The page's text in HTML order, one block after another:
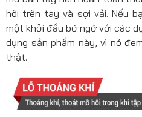
hôi trên tay và sợi vải. Nếu
một khởi đầu bỡ ngỡ với các
dụng sản phẩm này, vì nó
thật.